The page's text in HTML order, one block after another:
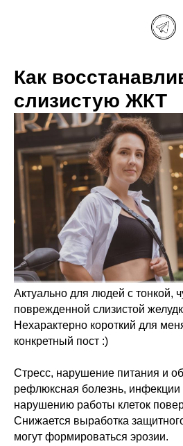
Как
слизистую ЖКТ
Актуально для людей с тонкой,
поврежденной слизистой
Нехарактерно короткий для
конкретный пост :)
Стресс, нарушение питания и
рефлюксная болезнь, инфекции
нарушению работы клеток
Снижается выработка
могут формироваться эрозии.